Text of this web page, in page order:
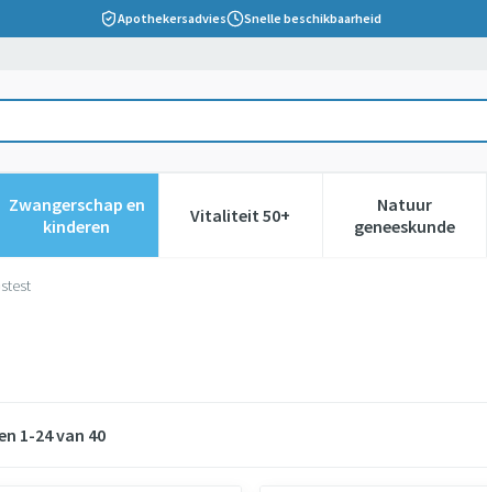
Apothekersadvies Snelle beschikbaarheid
verzorging en hygiëne categorie
voor Dieet, voeding en vitamines categorie
Zwangerschap en
kinderenToon submenu voor Zwangerschap en kinderen
Vitaliteit 50+Toon submenu voor Vitaliteit
Natuur
geneeskunde
Toon
1-24van 40